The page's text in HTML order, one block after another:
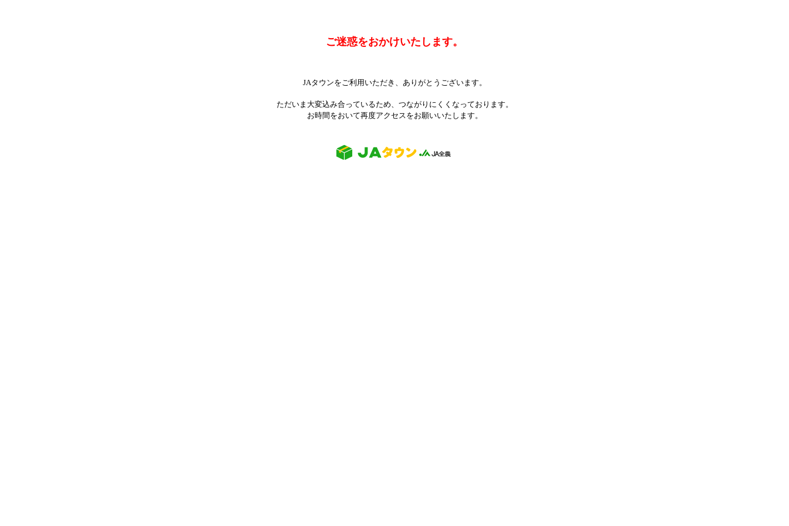
ご迷惑をおかけいたします。
JAタウンをご利用いただき、ありがとうございます。
ただいま大変込み合っているため、つながりにくくなっております。
お時間をおいて再度アクセスをお願いいたします。